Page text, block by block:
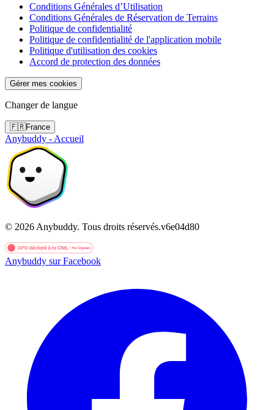
Conditions Générales d’Utilisation
Conditions Générales de Réservation de Terrains
Politique de confidentialité
Politique de confidentialité de l'application mobile
Politique d'utilisation des cookies
Accord de protection des données
Gérer mes cookies
Changer de langue
🇫🇷France
Anybuddy - Accueil
© 2026 Anybuddy. Tous droits réservés.v6e04d80
Anybuddy sur Facebook